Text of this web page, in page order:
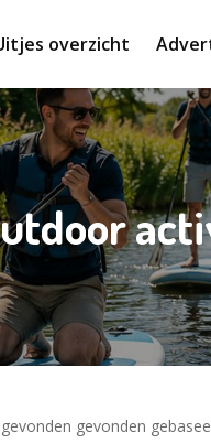
overzicht
gevonden